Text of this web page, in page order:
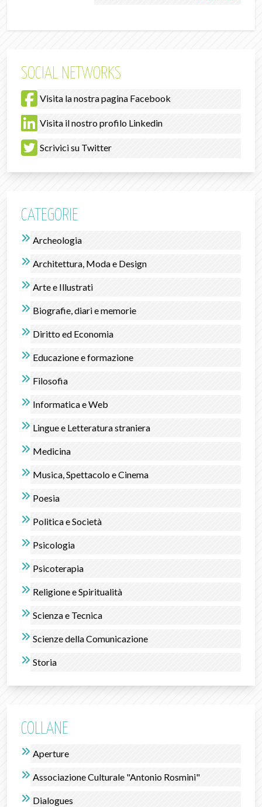
SOCIAL NETWORKS
Visita la nostra pagina Facebook
Visita il nostro profilo Linkedin
Scrivici su Twitter
CATEGORIE
Archeologia
Architettura, Moda e Design
Arte e Illustrati
Biografie, diari e memorie
Diritto ed Economia
Educazione e formazione
Filosofia
Informatica e Web
Lingue e Letteratura straniera
Medicina
Musica, Spettacolo e Cinema
Poesia
Politica e Società
Psicologia
Psicoterapia
Religione e Spiritualità
Scienza e Tecnica
Scienze della Comunicazione
Storia
COLLANE
Aperture
Associazione Culturale "Antonio Rosmini"
Dialogues